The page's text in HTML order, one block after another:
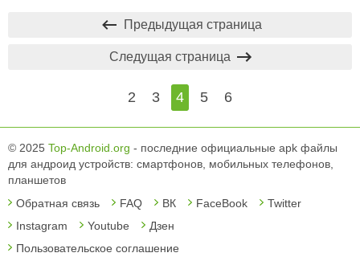
Предыдущая страница
2 3 4 5 6
Следущая страница
© 2025 Top-Android.org - последние официальные apk файлы
для андроид устройств: смартфонов, мобильных телефонов,
планшетов
Обратная связь
FAQ ВК FaceBook
Twitter
Instagram
Youtube
Дзен
Пользовательское соглашение